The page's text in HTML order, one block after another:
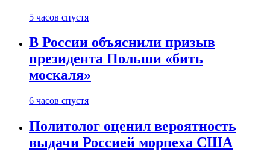
5 часов спустя
В России объяснили призыв
президента Польши «бить
москаля»
6 часов спустя
Политолог оценил вероятность
выдачи Россией морпеха США